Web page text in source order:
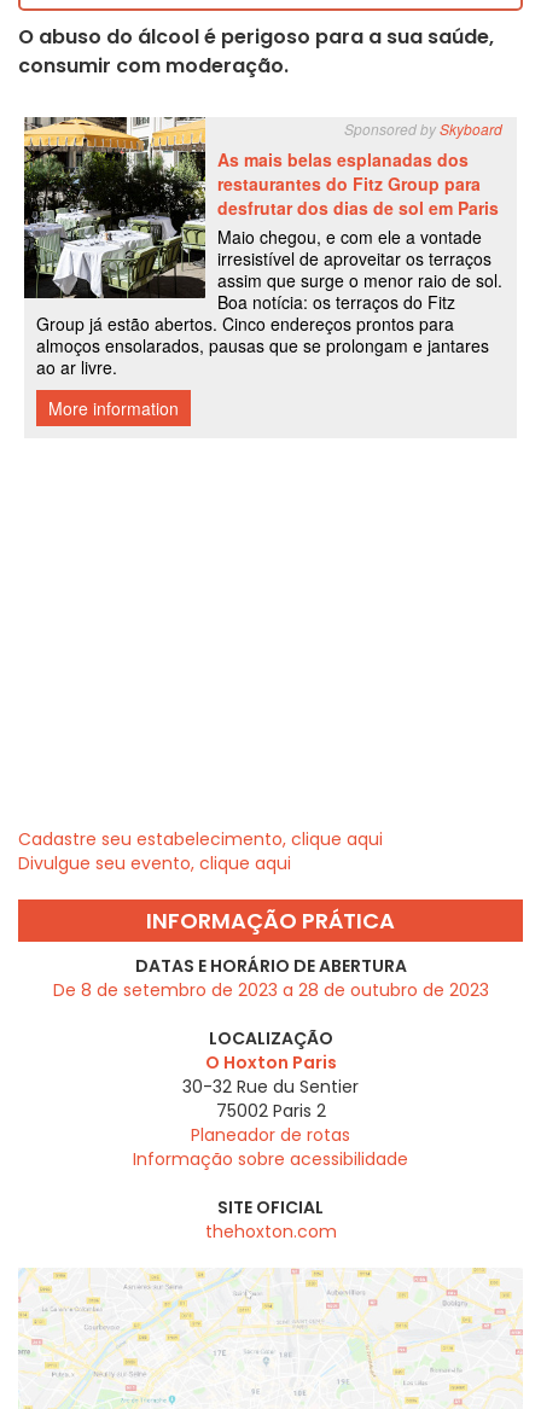
O abuso do álcool é perigoso para a sua saúde,
consumir com moderação.
Cadastre seu estabelecimento, clique aqui
Divulgue seu evento, clique aqui
INFORMAÇÃO PRÁTICA
DATAS E HORÁRIO DE ABERTURA
De 8 de setembro de 2023 a 28 de outubro de 2023
LOCALIZAÇÃO
O Hoxton Paris
30-32 Rue du Sentier
75002 Paris 2
Planeador de rotas
Informação sobre acessibilidade
SITE OFICIAL
thehoxton.com